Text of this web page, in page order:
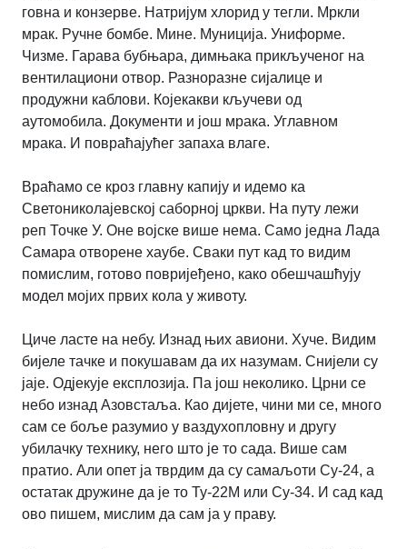
говна и конзерве. Натријум хлорид у тегли. Мркли
мрак. Ручне бомбе. Мине. Муниција. Униформе.
Чизме. Гарава бубњара, димњака прикљученог на
вентилациони отвор. Разноразне сијалице и
продужни каблови. Којекакви кључеви од
аутомобила. Документи и још мрака. Углавном
мрака. И повраћајућег запаха влаге.
Враћамо се кроз главну капију и идемо ка
Светониколајевској саборној цркви. На путу лежи
реп Точке У. Оне војске више нема. Само једна Лада
Самара отворене хаубе. Сваки пут кад то видим
помислим, готово повријеђено, како обешчашћују
модел мојих првих кола у животу.
Циче ласте на небу. Изнад њих авиони. Хуче. Видим
бијеле тачке и покушавам да их назумам. Снијели су
јаје. Одјекује експлозија. Па још неколико. Црни се
небо изнад Азовстаља. Као дијете, чини ми се, много
сам се боље разумио у ваздухопловну и другу
убилачку технику, него што је то сада. Више сам
пратио. Али опет ја тврдим да су самаљоти Су-24, а
остатак дружине да је то Ту-22М или Су-34. И сад кад
ово пишем, мислим да сам ја у праву.